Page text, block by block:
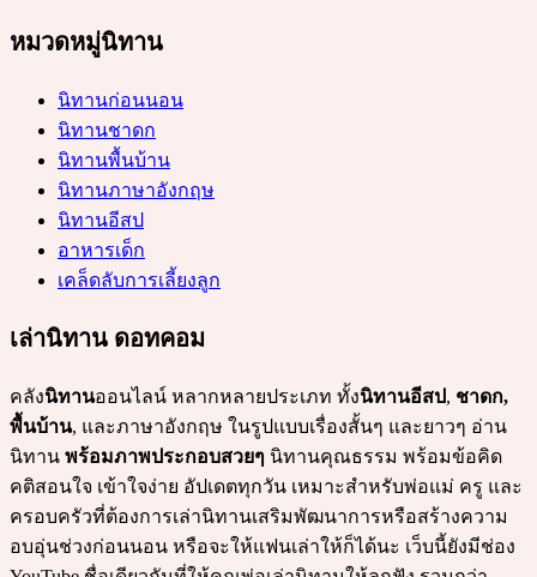
หมวดหมู่นิทาน
นิทานก่อนนอน
นิทานชาดก
นิทานพื้นบ้าน
นิทานภาษาอังกฤษ
นิทานอีสป
อาหารเด็ก
เคล็ดลับการเลี้ยงลูก
เล่านิทาน ดอทคอม
คลังนิทานออนไลน์ หลากหลายประเภท ทั้งนิทานอีสป, ชาดก,
พื้นบ้าน, และภาษาอังกฤษ ในรูปแบบเรื่องสั้นๆ และยาวๆ อ่าน
นิทาน พร้อมภาพประกอบสวยๆ นิทานคุณธรรม พร้อมข้อคิด
คติสอนใจ เข้าใจง่าย อัปเดตทุกวัน เหมาะสำหรับพ่อแม่ ครู และ
ครอบครัวที่ต้องการเล่านิทานเสริมพัฒนาการหรือสร้างความ
อบอุ่นช่วงก่อนนอน หรือจะให้แฟนเล่าให้ก็ได้นะ เว็บนี้ยังมีช่อง